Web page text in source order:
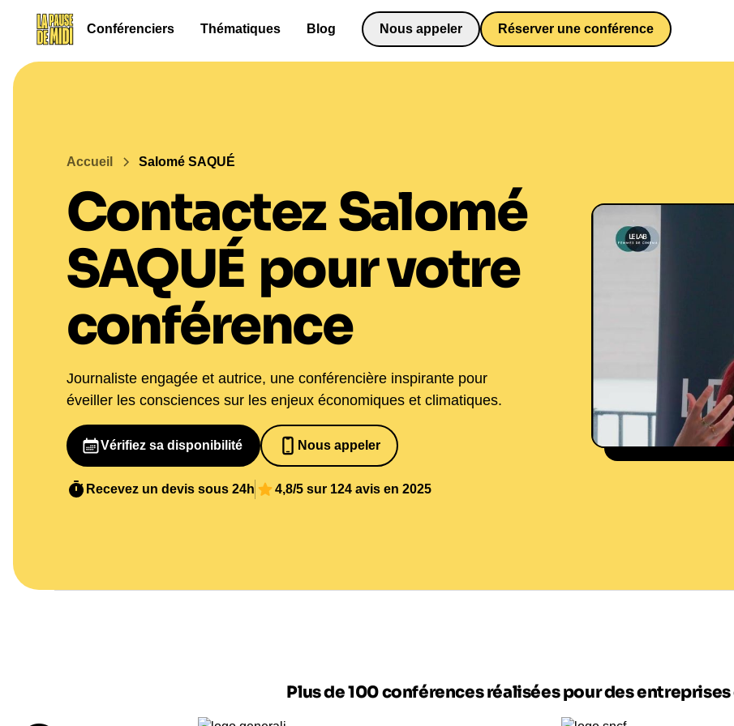
Conférenciers Thématiques Blog
Nous appeler
0652698481
Réserver une conférence
Accueil Salomé SAQUÉ
Contactez Salomé
SAQUÉ pour votre
conférence
Journaliste engagée et autrice, une conférencière inspirante pour
éveiller les consciences sur les enjeux économiques et climatiques.
Vérifiez sa disponibilité
Nous appeler
0652698481
Recevez un devis sous 24h
4,8/5 sur 124 avis en 2025
Plus de 100 conférences réalisées pour des